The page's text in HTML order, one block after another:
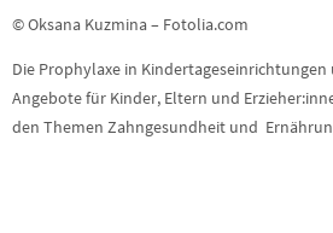
© Oksana Kuzmina – Fotolia.com
Die Prophylaxe in Kindertageseinrichtungen
Angebote für Kinder, Eltern und
den Themen Zahngesundheit und